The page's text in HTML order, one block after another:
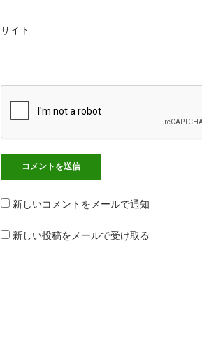
サイト
新しいコメントをメールで通知
新しい投稿をメールで受け取る